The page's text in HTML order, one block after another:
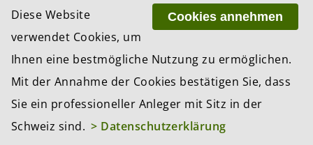
Cookies annehmen
Diese Website
verwendet Cookies, um
Ihnen eine bestmögliche Nutzung zu ermöglichen.
Mit der Annahme der Cookies bestätigen Sie, dass
Sie ein professioneller Anleger mit Sitz in der
Schweiz sind. > Datenschutzerklärung